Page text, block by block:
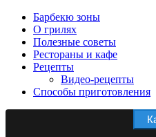
Барбекю зоны
О грилях
Полезные советы
Рестораны и кафе
Рецепты
Видео-рецепты
Способы приготовления